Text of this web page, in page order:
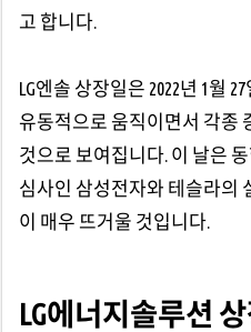
고 합니다.
LG엔솔 상장일은 2022년 1월
유동적으로 움직이면서 각종
것으로 보여집니다. 이 날은
심사인 삼성전자와 테슬라의
이 매우 뜨거울 것입니다.
LG에너지솔루션